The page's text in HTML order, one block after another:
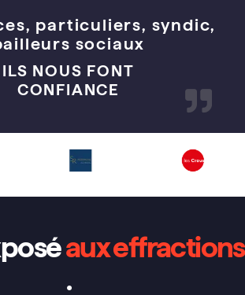
particuliers, syndic,
sociaux
ILS NOUS FONT
CONFIANCE
aux effractions
.